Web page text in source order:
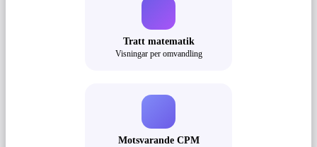
Tratt matematik
Visningar per omvandling
Motsvarande CPM